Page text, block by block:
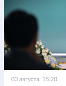
03 августа, 15:20